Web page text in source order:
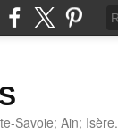
Savoie; Ain; Isère.